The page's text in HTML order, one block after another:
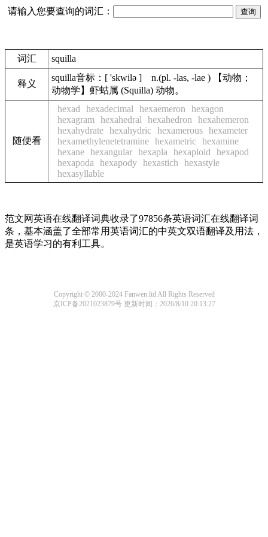
请输入您要查询的词汇：
词汇 squilla
释义
squilla音标：[ 'skwilə ] n.(pl. -las, -lae ) 【动物；
动物学】虾蛄属 (Squilla) 动物。
随便看
hexad hexadecimal hexaemeron
hexagon
hexagram
hexahedral hexahedron
hexahemeron
hexahydrate hexahydric hexamerous hexameter
hexamethylenetetramine hexametric hexamine
hexane hexangular hexapla hexaploid
hexapod
hexapoda
hexapody hexastich
hexastyle
hexasyllable
范文网英语在线翻译词典收录了97856条英语词汇在线翻译词
条，基本涵盖了全部常用英语词汇的中英文双语翻译及用法，
是英语学习的有利工具。
Copyright © 2000-2024 Fanwen.ltd All Rights Reserved
京ICP备2021023879号更新时间：2026/8/10 20:13:27